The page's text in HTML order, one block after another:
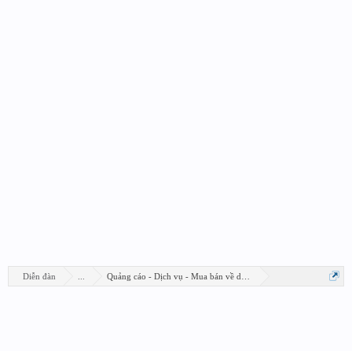
Diễn đàn Quảng cáo - Dịch vụ - Mua bán về design